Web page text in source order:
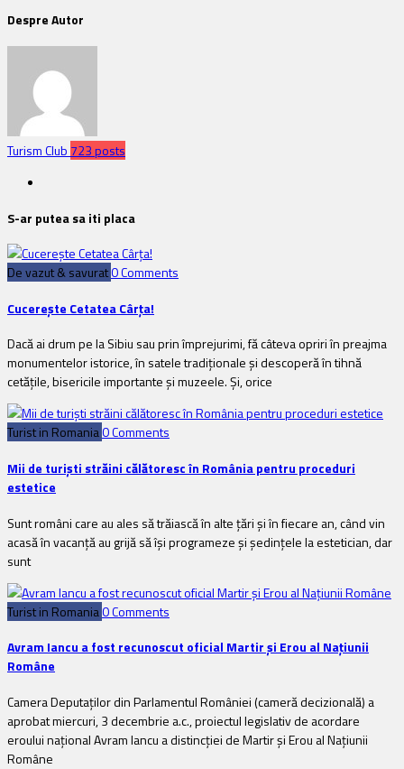
Despre Autor
Turism Club 723 posts
S-ar putea sa iti placa
De vazut & savurat0 Comments
Cucerește Cetatea Cârța!
Dacă ai drum pe la Sibiu sau prin împrejurimi, fă câteva opriri în preajma
monumentelor istorice, în satele tradiționale și descoperă în tihnă
cetățile, bisericile importante și muzeele. Și, orice
Turist in Romania0 Comments
Mii de turiști străini călătoresc în România pentru proceduri
estetice
Sunt români care au ales să trăiască în alte țări și în fiecare an, când vin
acasă în vacanță au grijă să își programeze și ședințele la estetician, dar
sunt
Turist in Romania0 Comments
Avram Iancu a fost recunoscut oficial Martir și Erou al Națiunii
Române
Camera Deputaților din Parlamentul României (cameră decizională) a
aprobat miercuri, 3 decembrie a.c., proiectul legislativ de acordare
eroului național Avram Iancu a distincției de Martir și Erou al Națiunii
Române